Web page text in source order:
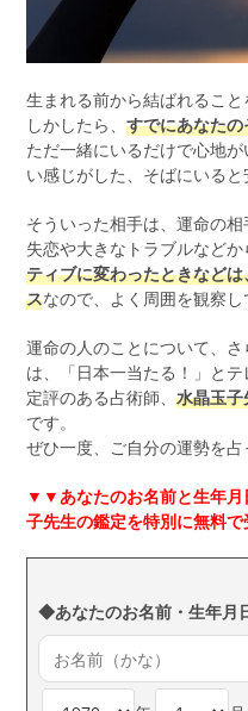
生まれる前から結ばれるこ
しかしたら、すでにあなた
ただ一緒にいるだけで心地
い感じがした、そばにいると
そういった相手は、運命の相
失恋や大きなトラブルなど
ティブに変わったときなど
スなので、よく周囲を観察し
運命の人のことについて、
は、「日本一当たる！」と
定評のある占術師、水晶玉
です。
ぜひ一度、ご自分の運勢を占
▼▼あなたのお名前と生年
子先生の鑑定を特別に無料
◆あなたのお名前・生年月